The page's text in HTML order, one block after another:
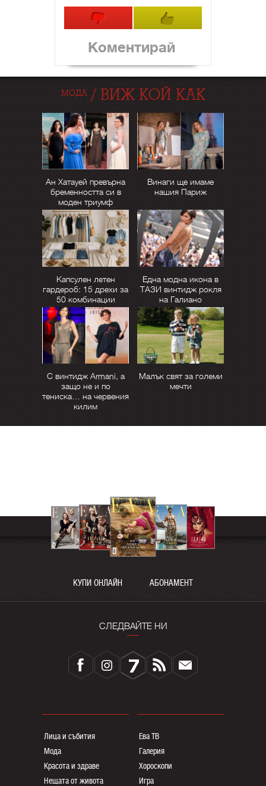
Коментирай
МОДА/ ВИЖ КОЙ КАК
Ан Хатауей превърна
бременността си в
моден триумф
Винаги ще имаме
нашия Париж
Капсулен летен
гардероб: 15 дрехи за
50 комбинации
Една модна икона в
ТАЗИ винтидж рокля
на Галиано
С винтидж Armani, а
защо не и по
тениска… на червения
килим
Малък свят за големи
мечти
КУПИ ОНЛАЙН АБОНАМЕНТ
СЛЕДВАЙТЕ НИ
Лица и събития
Мода
Красота и здраве
Нещата от живота
Ева ТВ
Галерия
Хороскопи
Игра